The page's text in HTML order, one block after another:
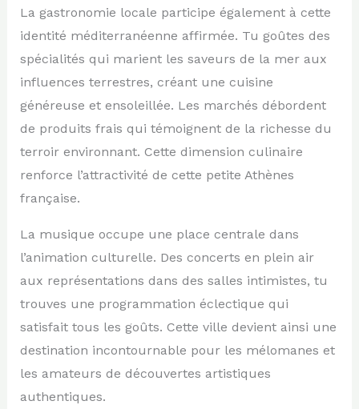
La gastronomie locale participe également à cette
identité méditerranéenne affirmée. Tu goûtes des
spécialités qui marient les saveurs de la mer aux
influences terrestres, créant une cuisine
généreuse et ensoleillée. Les marchés débordent
de produits frais qui témoignent de la richesse du
terroir environnant. Cette dimension culinaire
renforce l’attractivité de cette petite Athènes
française.
La musique occupe une place centrale dans
l’animation culturelle. Des concerts en plein air
aux représentations dans des salles intimistes, tu
trouves une programmation éclectique qui
satisfait tous les goûts. Cette ville devient ainsi une
destination incontournable pour les mélomanes et
les amateurs de découvertes artistiques
authentiques.